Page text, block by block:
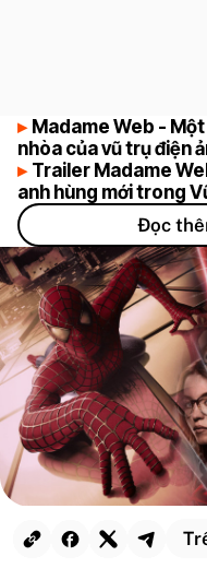
Madame Web -
nhòa của vũ trụ điện
Trailer Madame
anh hùng mới trong
Đọc